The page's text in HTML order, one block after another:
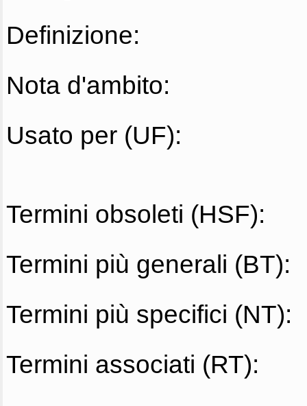
Definizione:
Nota d'ambito:
Usato per (UF):
Termini obsoleti (HSF):
Termini più generali (BT):
Termini più specifici (NT):
Termini associati (RT):